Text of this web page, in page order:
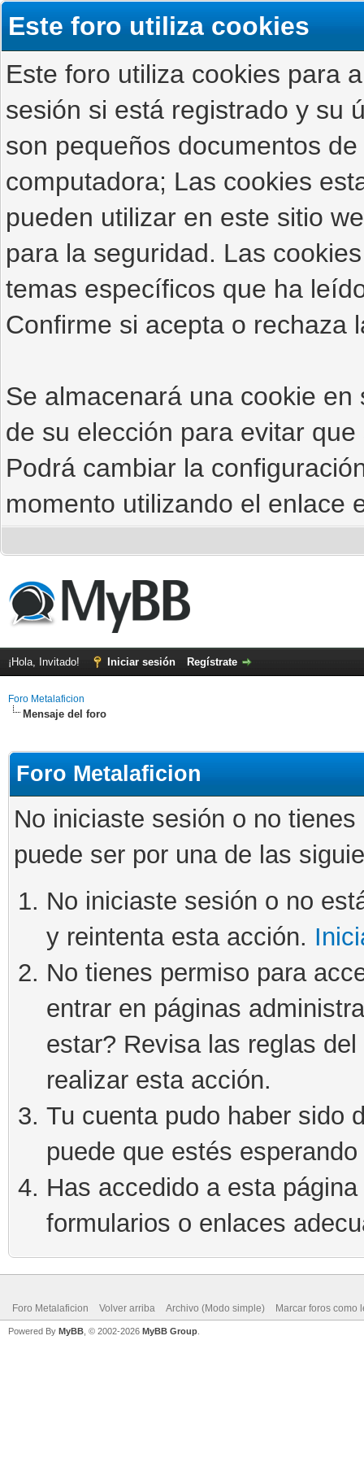
Este foro utiliza cookies
Este foro utiliza cookies para
sesión si está registrado y su
son pequeños documentos
computadora; Las cookies
pueden utilizar en este sitio
para la seguridad. Las
temas específicos que ha
Confirme si acepta o rechaza
Se almacenará una cookie
de su elección para evitar
Podrá cambiar la
momento utilizando el enlace
¡Hola, Invitado! Iniciar sesión Regístrate
Foro Metalaficion
Mensaje del foro
Foro Metalaficion
No iniciaste sesión o no
puede ser por una de las
No iniciaste sesión o no
y reintenta esta acción.
No tienes permiso para
entrar en páginas
estar? Revisa las reglas
realizar esta acción.
Tu cuenta pudo haber sido
puede que estés
Has accedido a esta
formularios o enlaces
Foro Metalaficion Volver arriba Archivo (Modo simple) Marcar foros como
Powered By MyBB , © 2002-2026 MyBB Group